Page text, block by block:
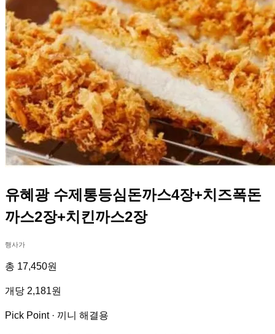
유혜광 수제통등심돈까스4장+치즈폭돈
까스2장+치킨까스2장
행사가
총 17,450원
개당 2,181원
Pick Point · 끼니 해결용